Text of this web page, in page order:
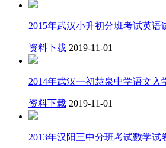
2015年武汉小升初分班考试英语
资料下载 2019-11-01
2014年武汉一初慧泉中学语文入
资料下载 2019-11-01
2013年汉阳三中分班考试数学试